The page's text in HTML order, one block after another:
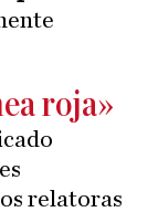
roja»
relatoras